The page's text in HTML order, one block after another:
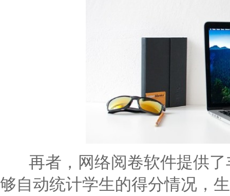
再者，网络阅卷软件提供了
够自动统计学生的得分情况，